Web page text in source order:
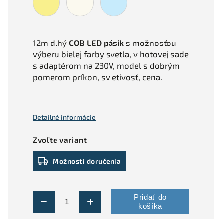
Zvoľte variant
Možnosti doručenia
Pridať do
košíka
12m dlhý COB LED pásik s možnosťou
výberu bielej farby svetla, v hotovej sade
s adaptérom na 230V, model s dobrým
pomerom príkon, svietivosť, cena.
Detailné informácie